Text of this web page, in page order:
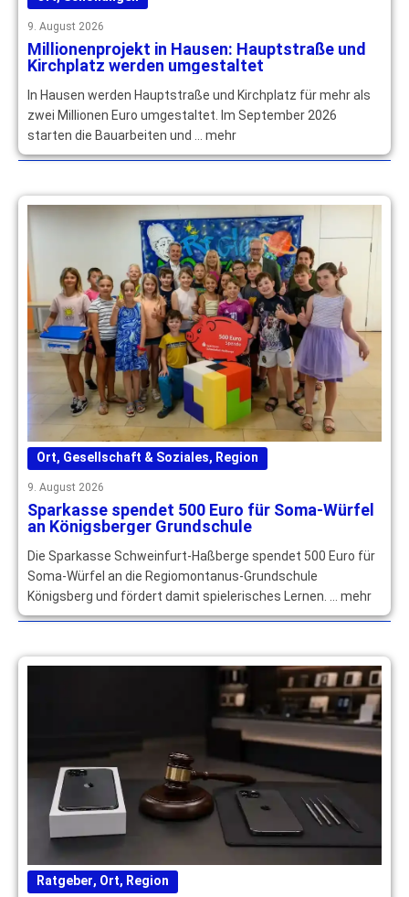
9. August 2026
Millionenprojekt in Hausen: Hauptstraße und
Kirchplatz werden umgestaltet
In Hausen werden Hauptstraße und Kirchplatz für mehr als
zwei Millionen Euro umgestaltet. Im September 2026
starten die Bauarbeiten und … mehr
Ort, Gesellschaft & Soziales, Region
9. August 2026
Sparkasse spendet 500 Euro für Soma-Würfel
an Königsberger Grundschule
Die Sparkasse Schweinfurt-Haßberge spendet 500 Euro für
Soma-Würfel an die Regiomontanus-Grundschule
Königsberg und fördert damit spielerisches Lernen. … mehr
Ratgeber, Ort, Region